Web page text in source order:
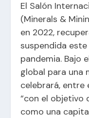
El Salón
(Minerals &
en 2022,
suspendida
pandemia. Bajo
global para una
celebrará, entre
“con el objetivo
como una